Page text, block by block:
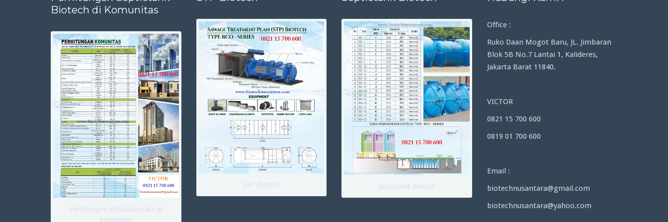
Biotech di Komunitas
Perhitungan Kebutuhan Air di
Komunitas
STP Biotech Septictank Biotech
Office :
Ruko Daan Mogot Baru, JL. Jimbaran
Blok 5B No.7 Lantai 1, Kalideres,
Jakarta Barat 11840.
VICTOR
0821 15 700 600
0819 01 700 600
Email :
biotechnusantara@gmail.com
biotechnusantara@yahoo.com